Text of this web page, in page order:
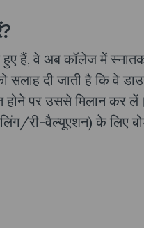
हैं, वे अब कॉलेज में
दी जाती है कि वे
होने पर उससे मिलान कर
री-वैल्यूएशन) के लिए